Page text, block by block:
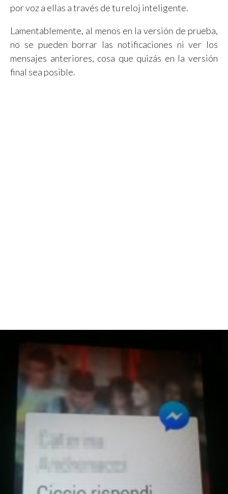
por voz a ellas a través de tu reloj inteligente.
Lamentablemente, al menos en la versión de prueba,
no se pueden borrar las notificaciones ni ver los
mensajes anteriores, cosa que quizás en la versión
final sea posible.